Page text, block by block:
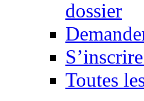
dossier
Toutes